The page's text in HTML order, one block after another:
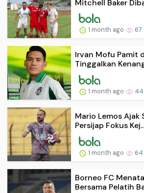
Mitchell Baker
1 month ago 67
Irvan Mofu Pamit
Tinggalkan
1 month ago 44
Mario Lemos Ajak
Persijap Fokus
1 month ago 64
Borneo FC
Bersama Pelatih